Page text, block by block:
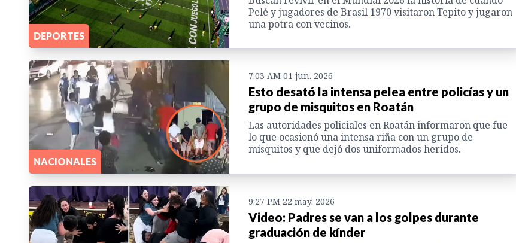
DEPORTES
Pelé y jugadores de Brasil 1970 visitaron Tepito y jugaron
una potra con vecinos.
NACIONALES
7:03 AM 01 jun. 2026
Esto desató la intensa pelea entre policías y un
grupo de misquitos en Roatán
Las autoridades policiales en Roatán informaron que fue
lo que ocasionó una intensa riña con un grupo de
misquitos y que dejó dos uniformados heridos.
9:27 PM 22 may. 2026
Video: Padres se van a los golpes durante
graduación de kínder